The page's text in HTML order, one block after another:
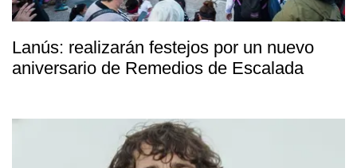
Lanús: realizarán festejos por un nuevo
aniversario de Remedios de Escalada